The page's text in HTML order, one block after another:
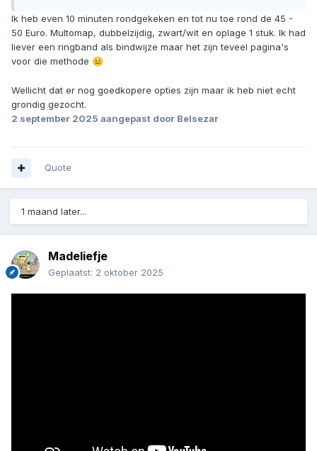
Ik heb even 10 minuten rondgekeken en tot nu toe rond de 45 -
50 Euro. Multomap, dubbelzijdig, zwart/wit en oplage 1 stuk. Ik had
liever een ringband als bindwijze maar het zijn teveel pagina's
voor die methode 😐
Wellicht dat er nog goedkopere opties zijn maar ik heb niet echt
grondig gezocht.
2 september 2025 aangepast door Belsezar
Quote
1 maand later...
Madeliefje
Geplaatst: 2 oktober 2025